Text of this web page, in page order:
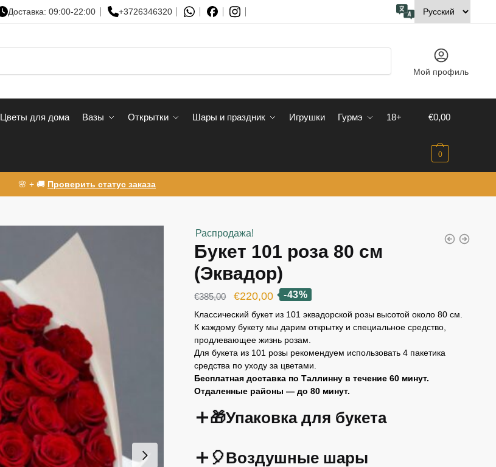
Доставка: 09:00-22:00 +3726346320
Мой профиль
Цветы для дома Вазы Открытки Шары и праздник Игрушки Гурмэ 18+ €0,00
0
🌸 + 🚚 Проверить статус заказа
Распродажа!
Букет 101 роза 80 см
(Эквадор)
€385,00
Первоначальная
цена
составляла
€385,00.
€220,00Текущая
цена:
€220,00.
-43%
Классический букет из 101 эквадорской розы высотой около 80 см.
К каждому букету мы дарим открытку и специальное средство,
продлевающее жизнь розам.
Для букета из 101 розы рекомендуем использовать 4 пакетика
средства по уходу за цветами.
Бесплатная доставка по Таллинну в течение 60 минут.
Отдаленные районы — до 80 минут.
🎁Упаковка для букета
🎈Воздушные шары